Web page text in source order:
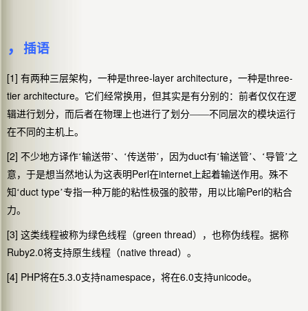
， 插语
[1] 有两种三层架构，一种是three-layer architecture，一种是three-
tier architecture。它们经常换用，但其实是有分别的：前者仅仅在逻
辑进行划分，而后者在物理上也进行了划分——不同层次的模块运行
在不同的主机上。
[2] 不少地方译作‘输送带’、‘传送带’，因为duct有‘输送管’、‘导管’之
意，于是想当然地认为这表明 Perl在internet 上起着输送作用。殊不
知‘duct type’专指一种万能的粘性极强的胶带，用以比喻Perl的粘合
力。
[3] 这类线程被称为绿色线程（green thread），也称伪线程。据称
Ruby2.0将支持原生线程（native thread）。
[4] PHP将在5.3.0支持namespace，将在6.0支持unicode。